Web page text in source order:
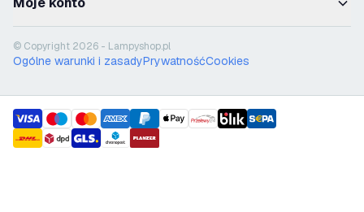
© Copyright 2026 - Lampyshop.pl
Ogólne warunki i zasadyPrywatnośćCookies
payment methods
shipment methods